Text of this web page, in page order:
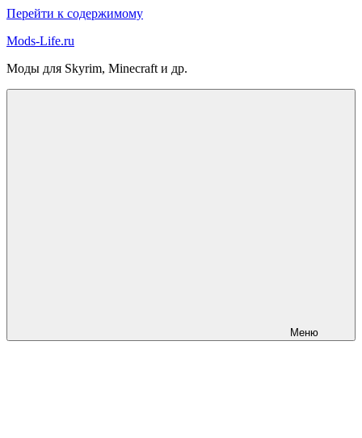
Перейти к содержимому
Mods-Life.ru
Моды для Skyrim, Minecraft и др.
Меню